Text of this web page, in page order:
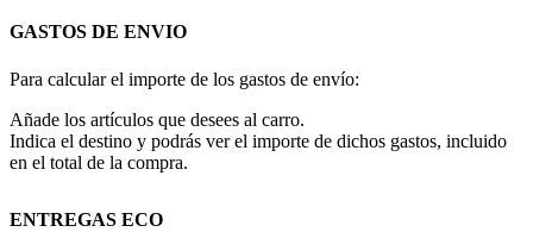
GASTOS DE ENVIO
Para calcular el importe de los gastos de envío:
Añade los artículos que desees al carro.
Indica el destino y podrás ver el importe de dichos gastos, incluido
en el total de la compra.
ENTREGAS ECO